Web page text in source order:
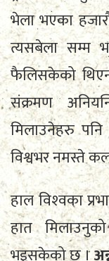
भेला भएका
त्यसबेला सम्म
फैलिसकेको
संक्रमण
मिलाउनेहरु पनि
विश्वभर नमस्ते
हाल विश्‍वका
हात